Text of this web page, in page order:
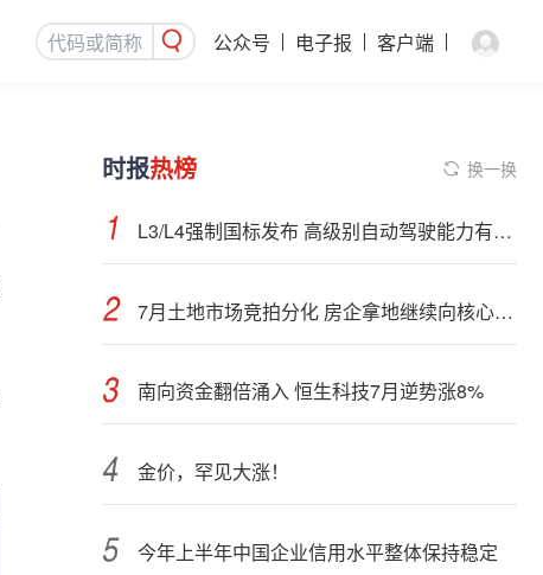
公众号 电子报 客户端
时报热榜 换一换
L3/L4强制国标发布 高级别自动驾驶能力有望看齐“老司机”
7月土地市场竞拍分化 房企拿地继续向核心城市聚集
南向资金翻倍涌入 恒生科技7月逆势涨8%
金价，罕见大涨！
今年上半年中国企业信用水平整体保持稳定